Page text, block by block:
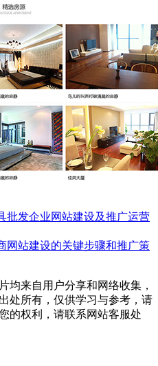
批发企业网站建设及推广运营
网站建设的关键步骤和推广策
均来自用户分享和网络收集，
处所有，仅供学习与参考，请
的权利，请联系网站客服处